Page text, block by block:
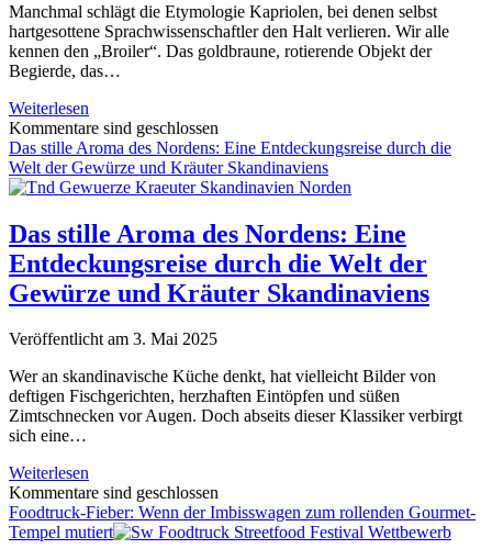
Manchmal schlägt die Etymologie Kapriolen, bei denen selbst
hartgesottene Sprachwissenschaftler den Halt verlieren. Wir alle
kennen den „Broiler“. Das goldbraune, rotierende Objekt der
Begierde, das…
Weiterlesen
Rückkehr
des
Bräuleers:
Warum
das
Hähnchen
endlich
saufen
Kommentare sind geschlossen
Das stille Aroma des Nordens: Eine Entdeckungsreise durch die
Welt der Gewürze und Kräuter Skandinaviens
Das stille Aroma des Nordens: Eine
Entdeckungsreise durch die Welt der
Gewürze und Kräuter Skandinaviens
Veröffentlicht am 3. Mai 2025
Wer an skandinavische Küche denkt, hat vielleicht Bilder von
deftigen Fischgerichten, herzhaften Eintöpfen und süßen
Zimtschnecken vor Augen. Doch abseits dieser Klassiker verbirgt
sich eine…
Weiterlesen
stille
Aroma
des
Kommentare sind geschlossen
Foodtruck-Fieber: Wenn der Imbisswagen zum rollenden Gourmet-
Tempel mutiert